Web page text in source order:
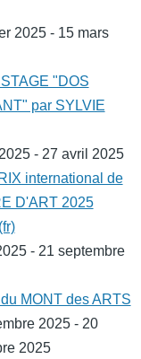
2025 - 15 mars
"DOS
par SYLVIE
- 27 avril 2025
international de
D'ART 2025
- 21 septembre
MONT des ARTS
2025 - 20
2025